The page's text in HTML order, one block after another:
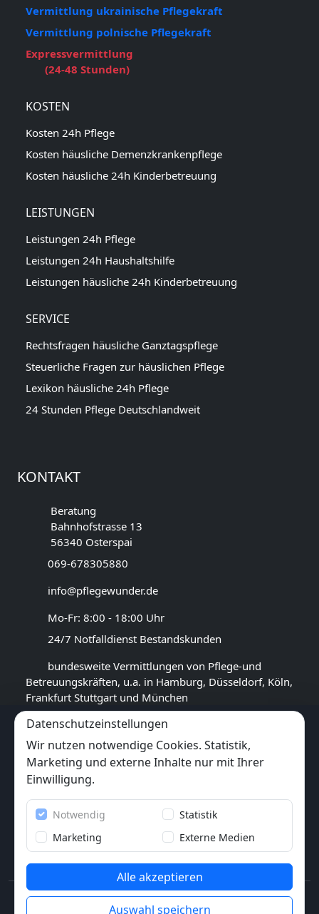
Vermittlung ukrainische Pflegekraft
Vermittlung polnische Pflegekraft
Expressvermittlung
(24-48 Stunden)
KOSTEN
Kosten 24h Pflege
Kosten häusliche Demenzkrankenpflege
Kosten häusliche 24h Kinderbetreuung
LEISTUNGEN
Leistungen 24h Pflege
Leistungen 24h Haushaltshilfe
Leistungen häusliche 24h Kinderbetreuung
SERVICE
Rechtsfragen häusliche Ganztagspflege
Steuerliche Fragen zur häuslichen Pflege
Lexikon häusliche 24h Pflege
24 Stunden Pflege Deutschlandweit
KONTAKT
Beratung
Bahnhofstrasse 13
56340 Osterspai
069-678305880
info@pflegewunder.de
Mo-Fr: 8:00 - 18:00 Uhr
24/7 Notfalldienst Bestandskunden
bundesweite Vermittlungen von Pflege-und
Betreuungskräften, u.a. in Hamburg, Düsseldorf, Köln,
Frankfurt Stuttgart und München
GOOGLE BEWERTUNG
★★★★★
( 17 Rezensionen)
6x★★★★★
(6 Bewertungen)
© 2013-2026 Pflegewunder.de - Alle Rechte
Datenschutzeinstellungen
Wir nutzen notwendige Cookies. Statistik,
Marketing und externe Inhalte nur mit Ihrer
Einwilligung.
Notwendig
Statistik
Marketing
Externe Medien
Alle akzeptieren
Auswahl speichern